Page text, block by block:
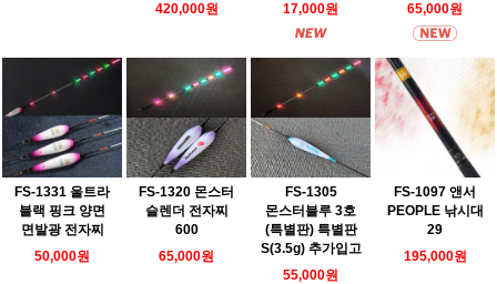
420,000원
17,000원
65,000원
FS-1331 울트라
블랙 핑크 양면
면발광 전자찌
50,000원
FS-1320 몬스터
슬렌더 전자찌
600
65,000원
FS-1305
몬스터블루 3호
(특별판) 특별판
S(3.5g) 추가입고
55,000원
FS-1097 앤서
PEOPLE 낚시대
29
195,000원